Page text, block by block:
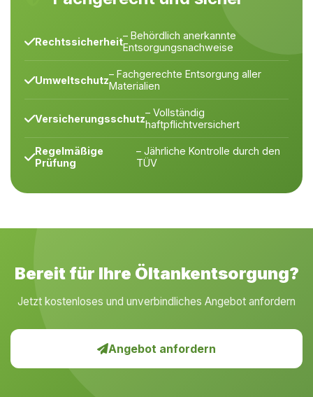
Rechtssicherheit– Behördlich anerkannte
Entsorgungsnachweise
Umweltschutz– Fachgerechte Entsorgung aller
Materialien
Versicherungsschutz– Vollständig
haftpflichtversichert
Regelmäßige
Prüfung
– Jährliche Kontrolle durch den
TÜV
Bereit für Ihre Öltankentsorgung?
Jetzt kostenloses und unverbindliches Angebot anfordern
Angebot anfordern